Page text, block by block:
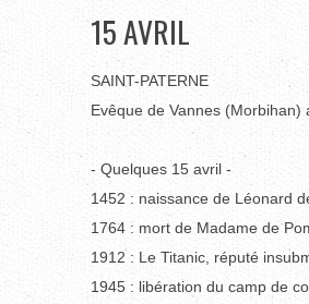
15 AVRIL
SAINT-PATERNE
Evêque de Vannes (Morbihan)
- Quelques 15 avril -
1452 : naissance de Léonard
1764 : mort de Madame de
1912 : Le Titanic, réputé
1945 : libération du camp de